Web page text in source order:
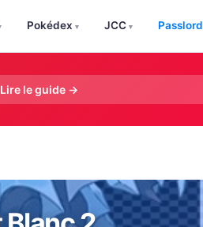
Pokédex ▾ JCC ▾ Passlord
Lire le guide →